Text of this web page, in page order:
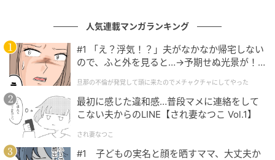
人気連載マンガランキング
#1 「え？浮気！？」夫がなかなか帰宅しない
ので、ふと外を見ると…→予期せぬ光景が！
クチャにしてやった
旦那の不倫が発覚して頭に来たのでメチャクチャにしてやった
最初に感じた違和感…普段マメに連絡をして
こない夫からのLINE【され妻なつこ Vol.1】
され妻なつこ
#1 子どもの実名と顔を晒すママ、大丈夫か